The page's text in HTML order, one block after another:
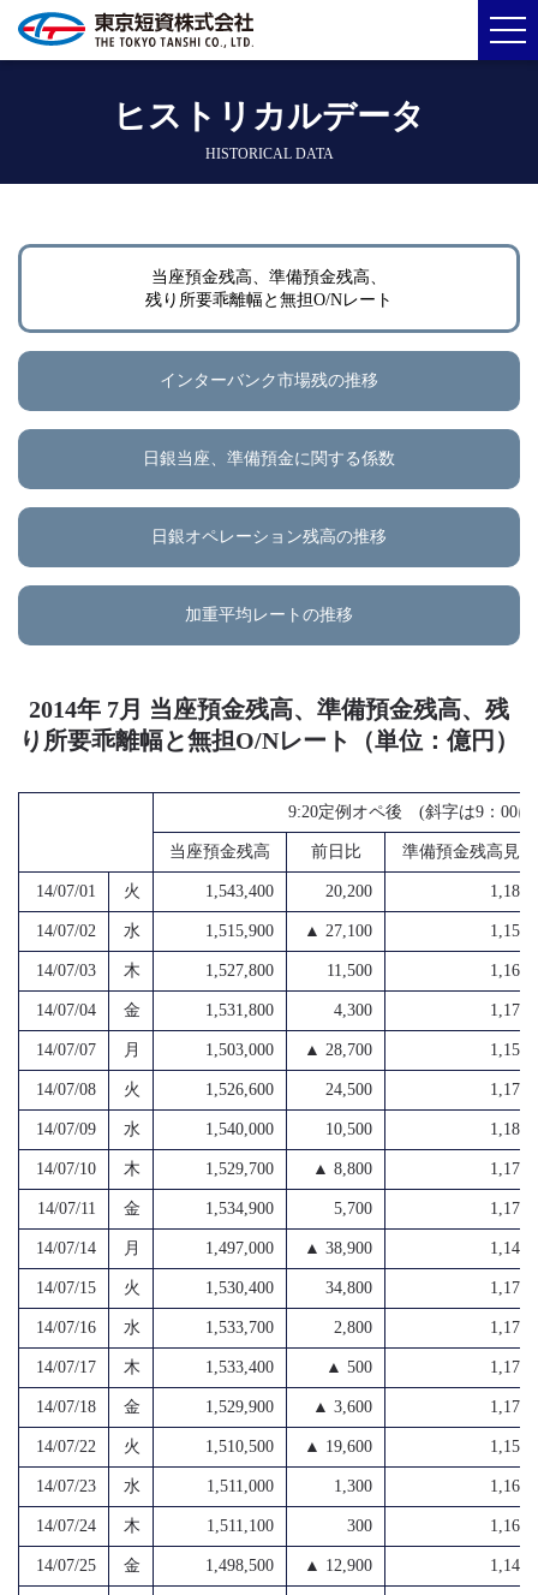
ヒストリカルデータ
HISTORICAL DATA
当座預金残高、準備預金残高、
残り所要乖離幅と無担O/Nレート
インターバンク市場残の推移
日銀当座、準備預金に関する係数
日銀オペレーション残高の推移
加重平均レートの推移
2014年 7月 当座預金残高、準備預金残高、残
り所要乖離幅と無担O/Nレート（単位：億円）
9:20定例オペ後 (斜字は9：00に
当座預金残高 前日比 準備預金残高見
14/07/01 火 1,543,400 20,200
14/07/02 水 1,515,900 ▲ 27,100
14/07/03 木 1,527,800 11,500
14/07/04 金 1,531,800 4,300
14/07/07 月 1,503,000 ▲ 28,700
14/07/08 火 1,526,600 24,500
14/07/09 水 1,540,000 10,500
14/07/10 木 1,529,700 ▲ 8,800
14/07/11 金 1,534,900 5,700
14/07/14 月 1,497,000 ▲ 38,900
14/07/15 火 1,530,400 34,800
14/07/16 水 1,533,700 2,800
14/07/17 木 1,533,400 ▲ 500
14/07/18 金 1,529,900 ▲ 3,600
14/07/22 火 1,510,500 ▲ 19,600
14/07/23 水 1,511,000 1,300
14/07/24 木 1,511,100 300
14/07/25 金 1,498,500 ▲ 12,900